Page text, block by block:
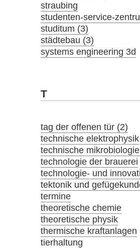
straubing
studenten-service-
studitum (3)
städtebau (3)
systems engineering 3d
T
tag der offenen tür (2)
technische elektrophysik
technische
technologie der brauerei
technologie- und
tektonik und
termine
theoretische chemie
theoretische physik
thermische kraftanlagen
tierhaltung